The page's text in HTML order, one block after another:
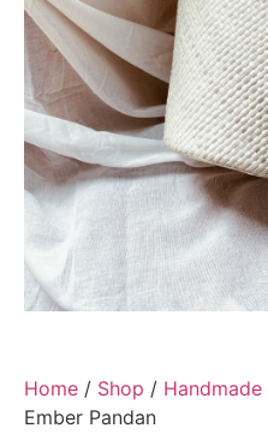
Home / Shop / Handmade
Ember Pandan